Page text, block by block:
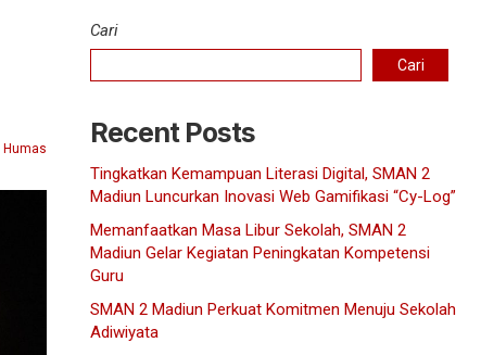
Humas
Cari
Cari
Recent Posts
Tingkatkan Kemampuan Literasi Digital, SMAN 2
Madiun Luncurkan Inovasi Web Gamifikasi “Cy-Log”
Memanfaatkan Masa Libur Sekolah, SMAN 2
Madiun Gelar Kegiatan Peningkatan Kompetensi
Guru
SMAN 2 Madiun Perkuat Komitmen Menuju Sekolah
Adiwiyata